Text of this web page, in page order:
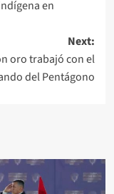
en
Next:
oro trabajó con el
del Pentágono